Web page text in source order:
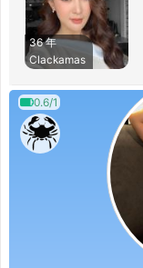
36 年
Clackamas
0.6/1